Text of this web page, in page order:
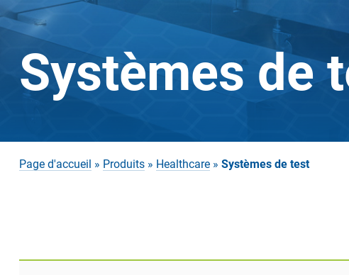
Systèmes de
Page d'accueil » Produits » Healthcare » Systèmes de test